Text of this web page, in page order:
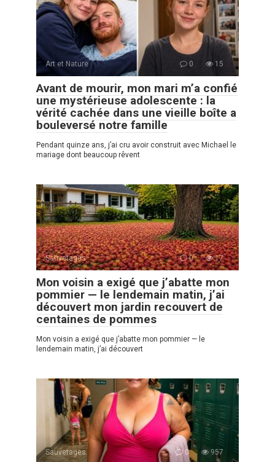
Art et Nature 0 15
Avant de mourir, mon mari m’a confié
une mystérieuse adolescente : la
vérité cachée dans une vieille boîte a
bouleversé notre famille
Pendant quinze ans, j’ai cru avoir construit avec Michael le
mariage dont beaucoup rêvent
Sauvetages 0 17
Mon voisin a exigé que j’abatte mon
pommier — le lendemain matin, j’ai
découvert mon jardin recouvert de
centaines de pommes
Mon voisin a exigé que j’abatte mon pommier — le
lendemain matin, j’ai découvert
Sauvetages 0 957